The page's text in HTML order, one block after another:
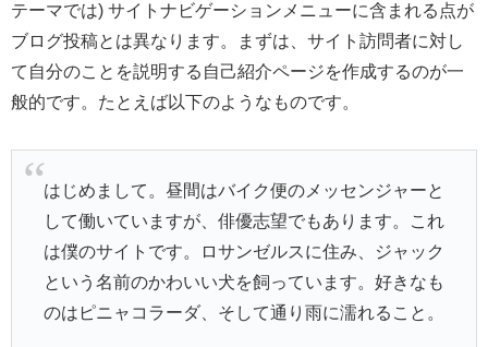
テーマでは) サイトナビゲーションメニューに含まれる点が
ブログ投稿とは異なります。まずは、サイト訪問者に対し
て自分のことを説明する自己紹介ページを作成するのが一
般的です。たとえば以下のようなものです。
はじめまして。昼間はバイク便のメッセンジャーと
して働いていますが、俳優志望でもあります。これ
は僕のサイトです。ロサンゼルスに住み、ジャック
という名前のかわいい犬を飼っています。好きなも
のはピニャコラーダ、そして通り雨に濡れること。